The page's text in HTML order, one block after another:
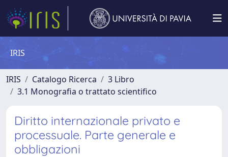
IRIS
IRIS Catalogo Ricerca
3 Libro
3.1 Monografia o trattato scientifico
Diritto internazionale privato e
processuale. Parte generale e
obbligazioni